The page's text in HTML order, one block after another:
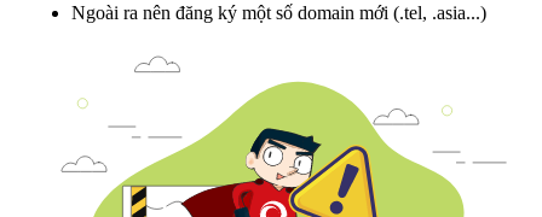
Ngoài ra nên đăng ký một số domain mới (.tel, .asia...)